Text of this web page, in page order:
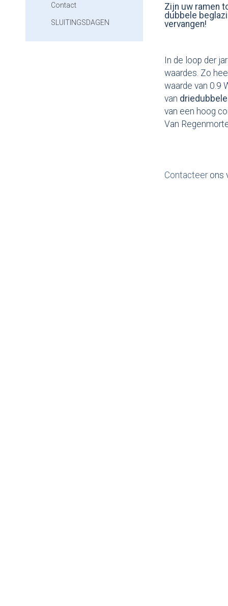
Contact
SLUITINGSDAGEN
Zijn uw ramen
dubbele
vervangen!
In de loop der
waardes. Zo
waarde van 0.9
van
van een hoog
Van
Contacteer ons